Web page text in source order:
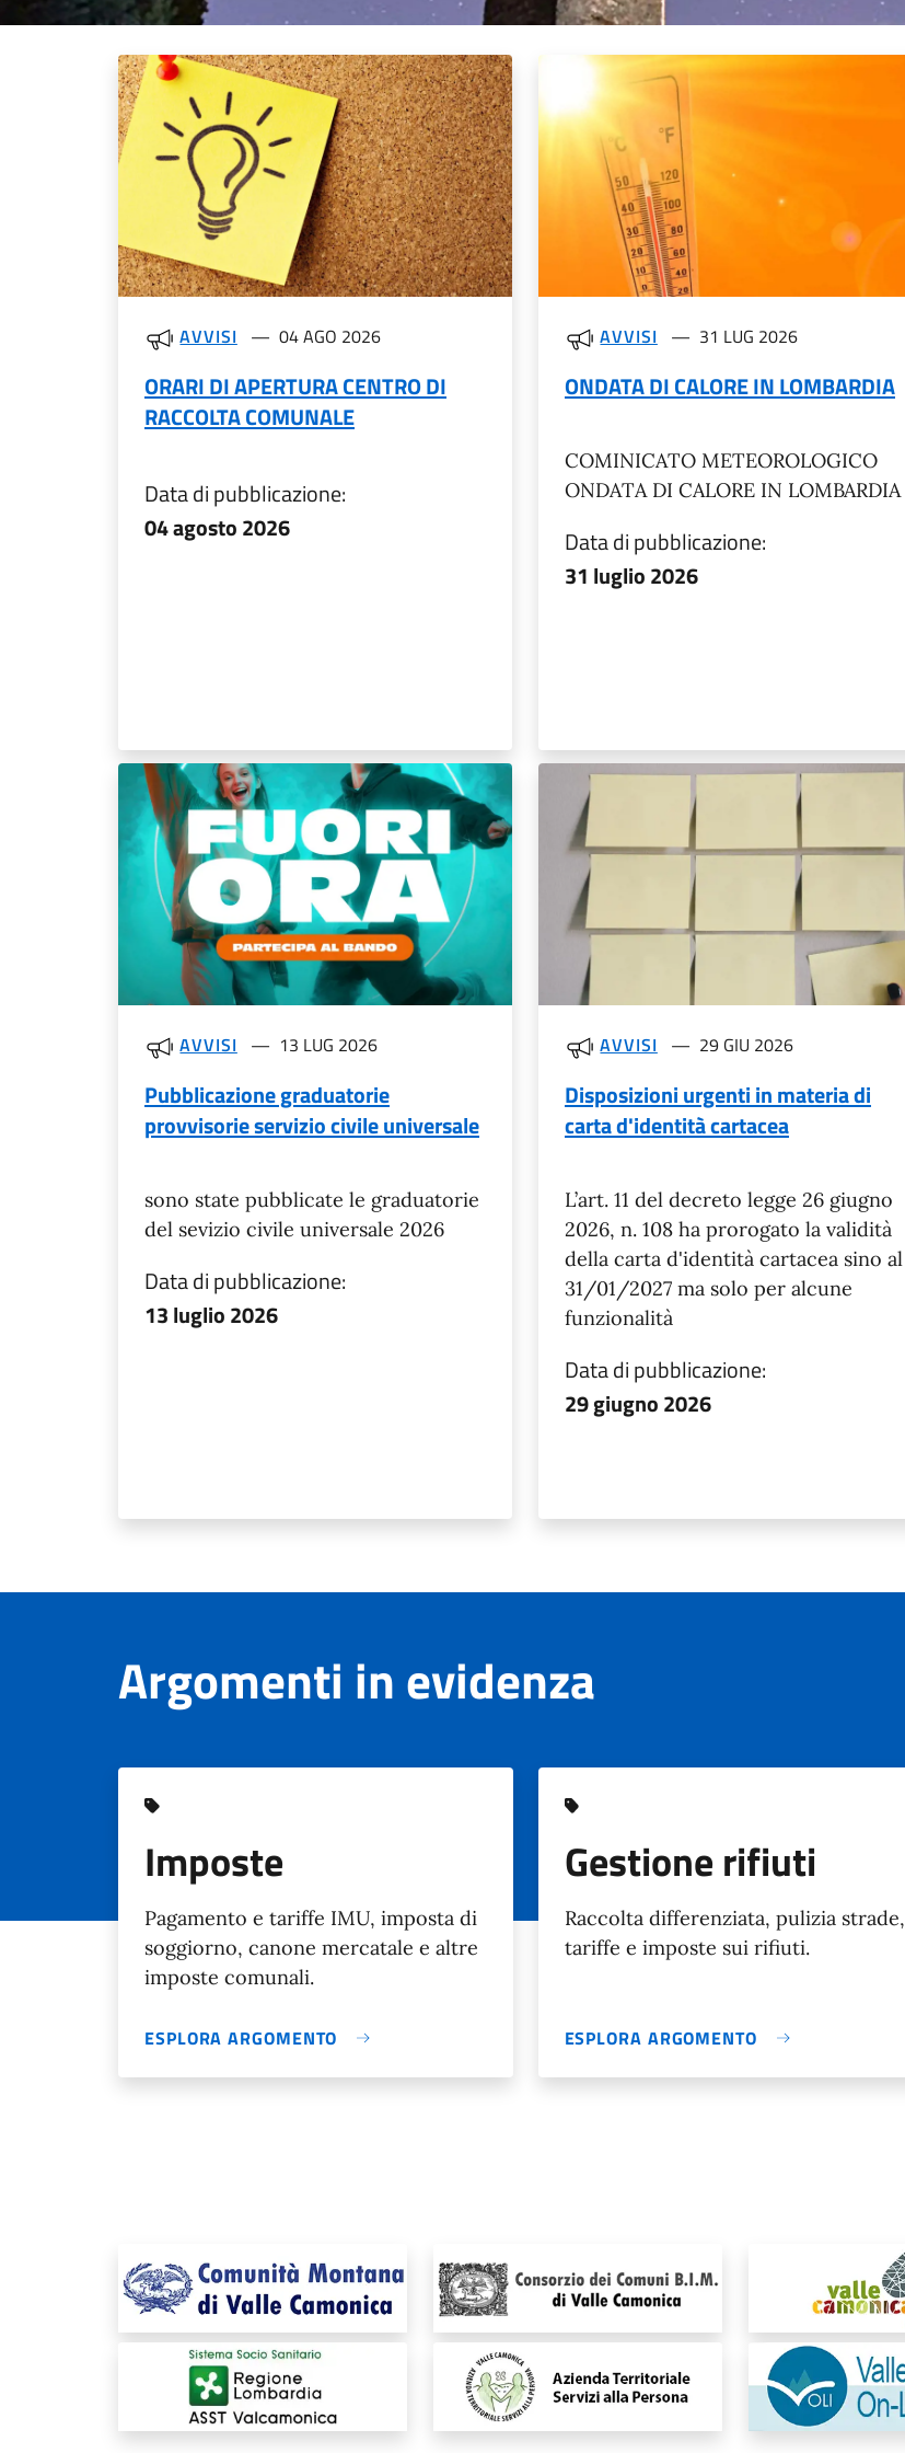
Novità in evidenza
AVVISI 04 AGO 2026
ORARI DI APERTURA CENTRO DI
RACCOLTA COMUNALE
Data di pubblicazione:
04 agosto 2026
AVVISI 31 LUG 2026
ONDATA DI CALORE IN LOMBARDIA
COMINICATO METEOROLOGICO
ONDATA DI CALORE IN LOMBARDIA
Data di pubblicazione:
31 luglio 2026
AVVISI 13 LUG 2026
Pubblicazione graduatorie
provvisorie servizio civile universale
sono state pubblicate le graduatorie
del sevizio civile universale 2026
Data di pubblicazione:
13 luglio 2026
AVVISI 29 GIU 2026
Disposizioni urgenti in materia di
carta d'identità cartacea
L’art. 11 del decreto legge 26 giugno
2026, n. 108 ha prorogato la validità
della carta d'identità cartacea sino al
31/01/2027 ma solo per alcune
funzionalità
Data di pubblicazione:
29 giugno 2026
Argomenti in evidenza
Imposte
Pagamento e tariffe IMU, imposta di
soggiorno, canone mercatale e altre
imposte comunali.
ESPLORA ARGOMENTO
Gestione rifiuti
Raccolta differenziata, pulizia strade,
tariffe e imposte sui rifiuti.
ESPLORA ARGOMENTO